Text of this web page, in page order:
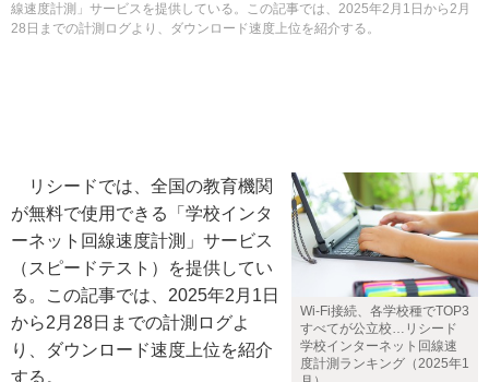
線速度計測」サービスを提供している。この記事では、2025年2月1日から2月
28日までの計測ログより、ダウンロード速度上位を紹介する。
Wi-Fi接続、各学校種でTOP3
すべてが公立校…リシード
学校インターネット回線速
度計測ランキング（2025年1
リシードでは、全国の教育機関
が無料で使用できる「学校インタ
ーネット回線速度計測」サービス
（スピードテスト）を提供してい
る。この記事では、2025年2月1日
から2月28日までの計測ログよ
り、ダウンロード速度上位を紹介
する。